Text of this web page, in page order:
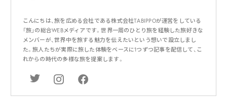
こんにちは、旅を広める会社である株式会社TABIPPOが運営をしている
「旅」の総合WEBメディアです。世界一周のひとり旅を経験した旅好きな
メンバーが、世界中を旅する魅力を伝えたいという想いで設立しまし
た。旅人たちが実際に旅した体験をベースに1つずつ記事を配信して、こ
れからの時代の多様な旅を提案します。